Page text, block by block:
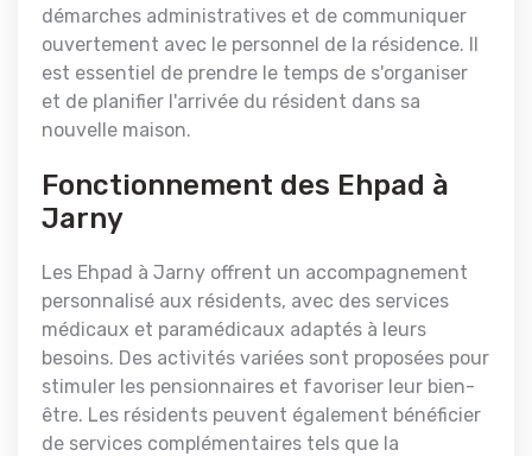
démarches administratives et de communiquer
ouvertement avec le personnel de la résidence. Il
est essentiel de prendre le temps de s'organiser
et de planifier l'arrivée du résident dans sa
nouvelle maison.
Fonctionnement des Ehpad à
Jarny
Les Ehpad à Jarny offrent un accompagnement
personnalisé aux résidents, avec des services
médicaux et paramédicaux adaptés à leurs
besoins. Des activités variées sont proposées pour
stimuler les pensionnaires et favoriser leur bien-
être. Les résidents peuvent également bénéficier
de services complémentaires tels que la